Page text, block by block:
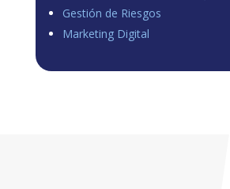
Gestión de Riesgos
Marketing Digital